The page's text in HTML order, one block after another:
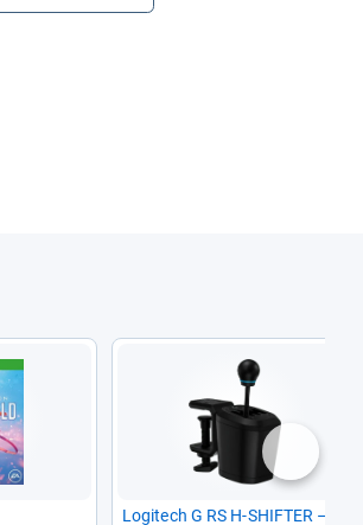
Logi­tech G RS H-​SHIF­TER –
nächste